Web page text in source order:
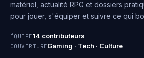
matériel, actualité RPG et dossiers
pour jouer, s'équiper et suivre ce qui
ÉQUIPE14 contributeurs
COUVERTUREGaming · Tech · Culture